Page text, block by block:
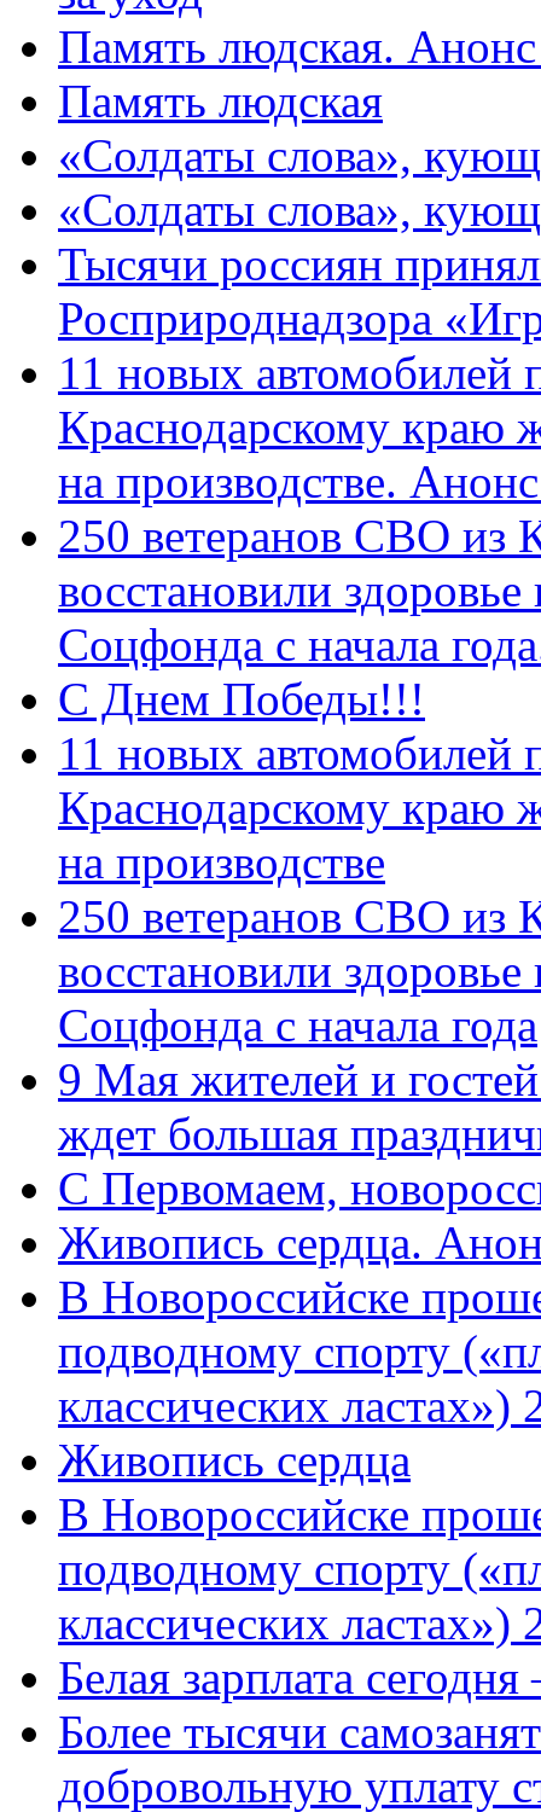
Память людская.
Память людская
«Солдаты слова»,
«Солдаты слова»,
Тысячи россиян
Росприроднадзора
11 новых автомобилей
Краснодарскому краю
на производстве.
250 ветеранов СВО из
восстановили
Соцфонда с начала
С Днем Победы!!!
11 новых автомобилей
Краснодарскому краю
на производстве
250 ветеранов СВО из
восстановили
Соцфонда с начала года
9 Мая жителей и
ждет большая
C Первомаем,
Живопись сердца.
В Новороссийске
подводному спорту
классических
Живопись сердца
В Новороссийске
подводному спорту
классических ластах»)
Белая зарплата
Более тысячи
добровольную уплату